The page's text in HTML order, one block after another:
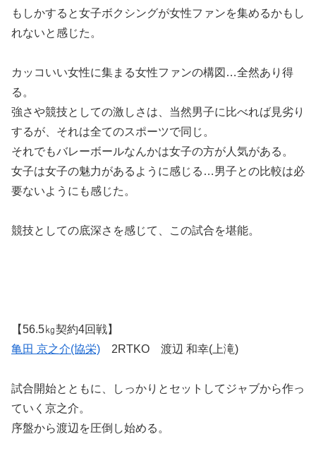
もしかすると女子ボクシングが女性ファンを集めるかもし
れないと感じた。
カッコいい女性に集まる女性ファンの構図…全然あり得
る。
強さや競技としての激しさは、当然男子に比べれば見劣り
するが、それは全てのスポーツで同じ。
それでもバレーボールなんかは女子の方が人気がある。
女子は女子の魅力があるように感じる…男子との比較は必
要ないようにも感じた。
競技としての底深さを感じて、この試合を堪能。
【56.5㎏契約4回戦】
亀田 京之介(協栄) 2RTKO 渡辺 和幸(上滝)
試合開始とともに、しっかりとセットしてジャブから作っ
ていく京之介。
序盤から渡辺を圧倒し始める。